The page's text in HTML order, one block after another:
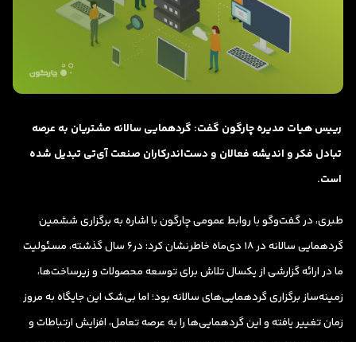
رییس هیات مدیره چارگون گفت: گردهمایی سالانه مشتریان به عرصه
تبادل فکر و اندیشه فعالان و دست‌اندرکاران صنعت آی‌تی تبدیل شده
است.
طبری، در گفت‌وگو با روابط عمومی چارگون با اشاره به برگزاری ششمین
گردهمایی سالانه در 18 دی‌ماه خاطرنشان کرد: در6 سال گذشته، مسئولیت
ما در ارائه گزارشی از یکسال تلاش برای توسعه محصولات و زیرساخت‌ها،
زمینه‌ساز برگزاری گردهمایی‌های سالانه بود؛ اما بی‌شک این جایگاه به مروز
زمان تغییر یافته و این گردهمایی‌ها را به عرصه‌ تعامل، افزایش ارتباطات و